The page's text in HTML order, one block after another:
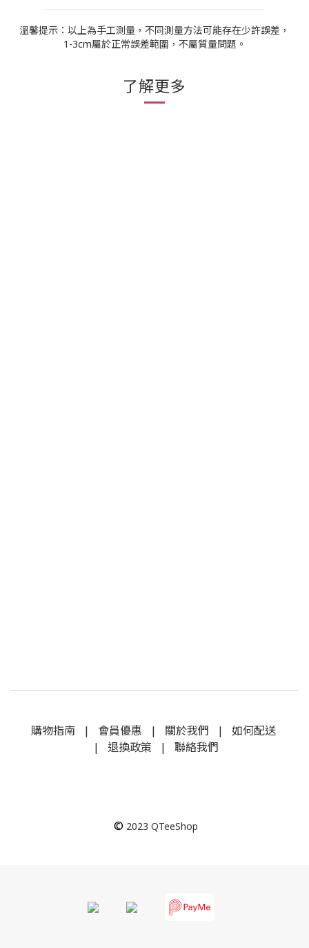
溫馨提示：以上為手工測量，不同測量方法可能存在少許誤差，
1-3cm屬於正常誤差範圍，不屬質量問題。
了解更多
購物指南| 會員優惠 | 關於我們 | 如何配送
| 退換政策 | 聯絡我們
© 2023 QTeeShop